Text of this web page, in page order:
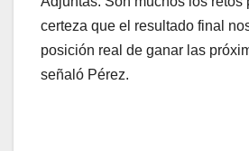
certeza que el resultado final
posición real de ganar las
señaló Pérez.